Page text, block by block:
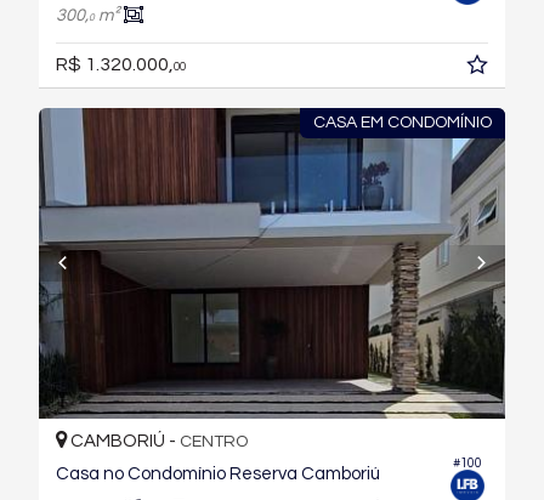
300,0m²
R$ 1.320.000, 00
CASA EM CONDOMÍNIO
#100
CAMBORIÚ - CENTRO
Casa no Condomínio Reserva Camboriú